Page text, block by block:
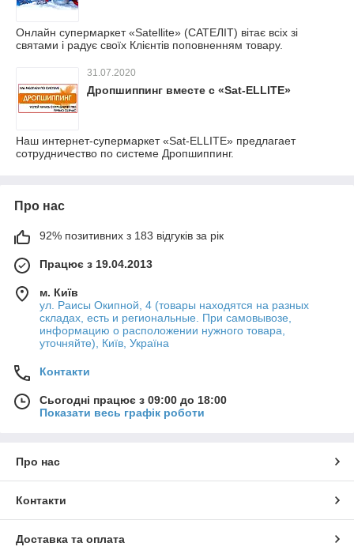
Онлайн супермаркет «Satellite» (САТЕЛІТ) вітає всіх зі
святами і радує своїх Клієнтів поповненням товару.
31.07.2020
Дропшиппинг вместе с «Sat-ELLITE»
Наш интернет-супермаркет «Sat-ELLITE» предлагает
сотрудничество по системе Дропшиппинг.
Про нас
92% позитивних з 183 відгуків за рік
Працює з 19.04.2013
м. Київ
ул. Раисы Окипной, 4 (товары находятся на разных
складах, есть и региональные. При самовывозе,
информацию о расположении нужного товара,
уточняйте), Київ, Україна
Контакти
Сьогодні працює з 09:00 до 18:00
Показати весь графік роботи
Про нас
Контакти
Доставка та оплата